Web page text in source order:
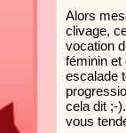
Alors
clivage,
vocation
féminin et
escalade
cela dit ;-
vous